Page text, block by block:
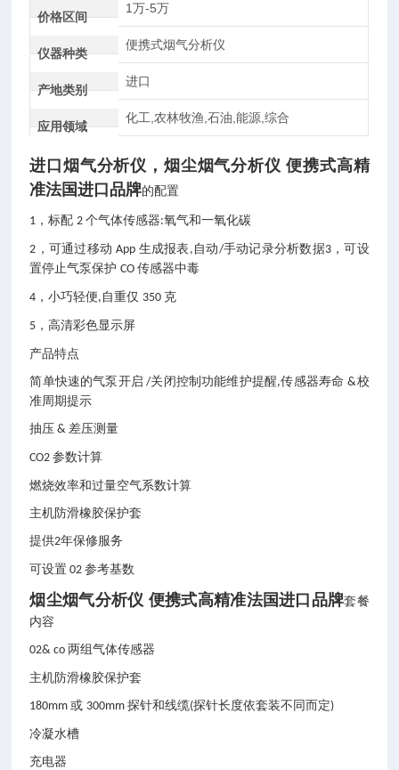
价格区间
1万-5万
仪器种类
便携式烟气分析仪
产地类别
进口
应用领域
化工,农林牧渔,石油,能源,综合
进口烟气分析仪， 烟尘烟气分析仪 便携式高精
准法国进口品牌的配置
1 ，标配2个气体传感器:氧气和一氧化碳
2 ，可通过移动App 生成报表 , 自动/手动记录分析数据3，可设
置停止气泵保护CO传感器中毒
4 ，小巧轻便, 自重仅 350 克
5 ，高清彩色显示屏
产品特点
简单快速的气泵开启 /关闭控制功能维护提醒,传感器寿命&校
准周期提示
抽压 &差压测量
CO2参数计算
燃烧效率和过量空气系数计算
主机防滑橡胶保护套
提供2年保修服务
可设置 02参考基数
烟尘烟气分析仪 便携式高精准法国进口品牌套餐
内容
02& co 两组气体传感器
主机防滑橡胶保护套
180mm或 300mm探针和线缆(探针长度依套装不同而定)
冷凝水槽
充电器